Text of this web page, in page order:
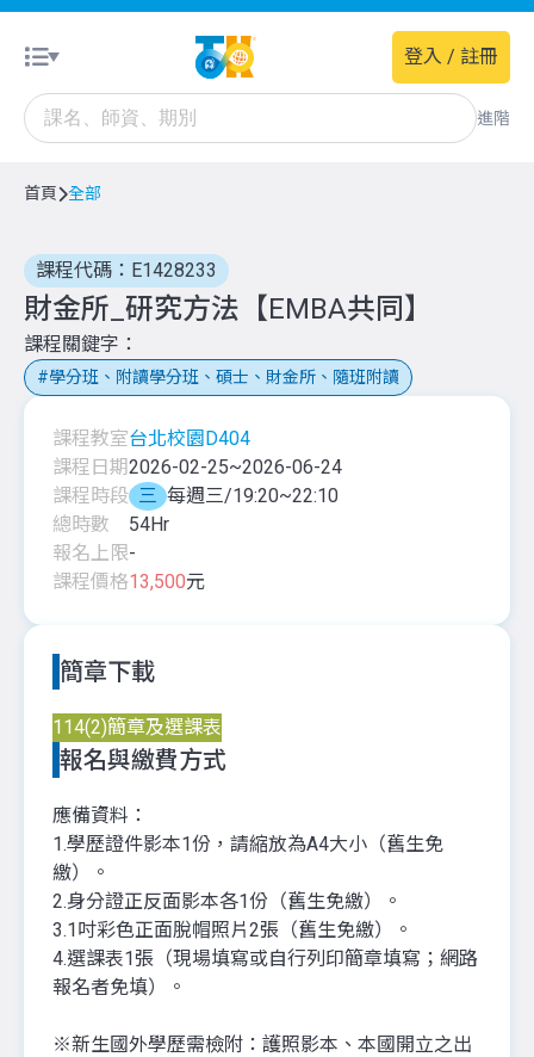
進階
登入 / 註冊
首頁 全部
課程代碼：E1428233
財金所_研究方法【EMBA共同】
課程關鍵字
學分班、附讀學分班、碩士、財金所、隨班附讀
課程教室台北校園D404
課程日期2026-02-25~2026-06-24
課程時段 三 每週三/19:20~22:10
總時數
54Hr
報名上限-
課程價格13,500元
簡章下載
114(2)簡章及選課表
報名與繳費方式
應備資料：
1.學歷證件影本1份，請縮放為A4大小（舊生免
繳）。
2.身分證正反面影本各1份（舊生免繳）。
3.1吋彩色正面脫帽照片2張（舊生免繳）。
4.選課表1張（現場填寫或自行列印簡章填寫；網路
報名者免填）。
※新生國外學歷需檢附：護照影本、本國開立之出